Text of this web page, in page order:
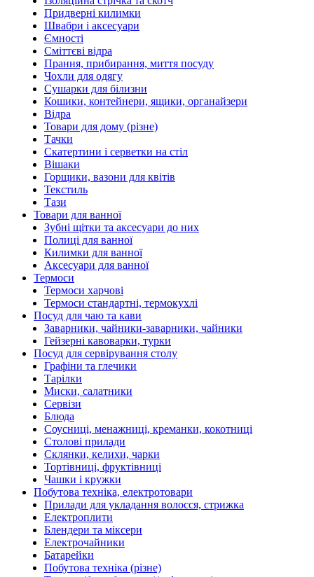
Придверні килимки
Швабри і аксесуари
Ємності
Сміттєві відра
Прання, прибирання, миття посуду
Чохли для одягу
Сушарки для білизни
Кошики, контейнери, ящики, органайзери
Відра
Товари для дому (різне)
Тачки
Скатертини і серветки на стіл
Вішаки
Горщики, вазони для квітів
Текстиль
Тази
Товари для ванної
Зубні щітки та аксесуари до них
Полиці для ванної
Килимки для ванної
Аксесуари для ванної
Термоси
Термоси харчові
Термоси стандартні, термокухлі
Посуд для чаю та кави
Заварники, чайники-заварники, чайники
Гейзерні кавоварки, турки
Посуд для сервірування столу
Графіни та глечики
Тарілки
Миски, салатники
Сервізи
Блюда
Соусниці, менажниці, креманки, кокотниці
Столові прилади
Склянки, келихи, чарки
Тортівниці, фруктівниці
Чашки і кружки
Побутова техніка, електротовари
Прилади для укладання волосся, стрижка
Електроплити
Блендери та міксери
Електрочайники
Батарейки
Побутова техніка (різне)